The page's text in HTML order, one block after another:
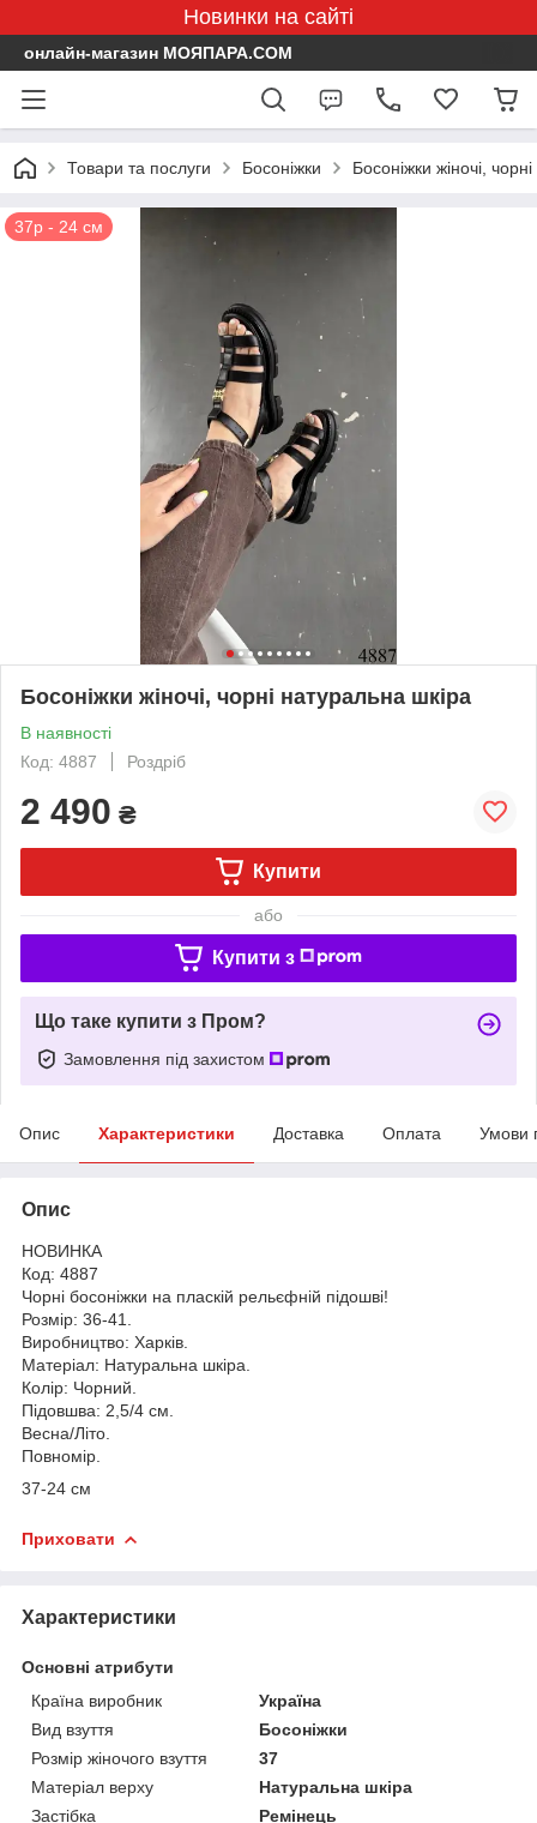
Новинки на сайті
онлайн-магазин МОЯПАРА.COM
Товари та послуги Босоніжки Босоніжки жіночі,
37р - 24 см
Босоніжки жіночі, чорні натуральна шкіра
В наявності
Код: 4887
Роздріб
2 490 ₴
Купити
або
Купити з
Що таке купити з Пром?
Замовлення під захистом
Опис Характеристики Доставка Оплата Умови
Опис
НОВИНКА
Код: 4887
Чорні босоніжки на пласкій рельєфній підошві!
Розмір: 36-41.
Виробництво: Харків.
Матеріал: Натуральна шкіра.
Колір: Чорний.
Підовшва: 2,5/4 см.
Весна/Літо.
Повномір.
37-24 см
Приховати
Характеристики
Основні атрибути
Країна виробник
Україна
Вид взуття
Босоніжки
Розмір жіночого взуття
37
Матеріал верху
Натуральна шкіра
Застібка
Ремінець